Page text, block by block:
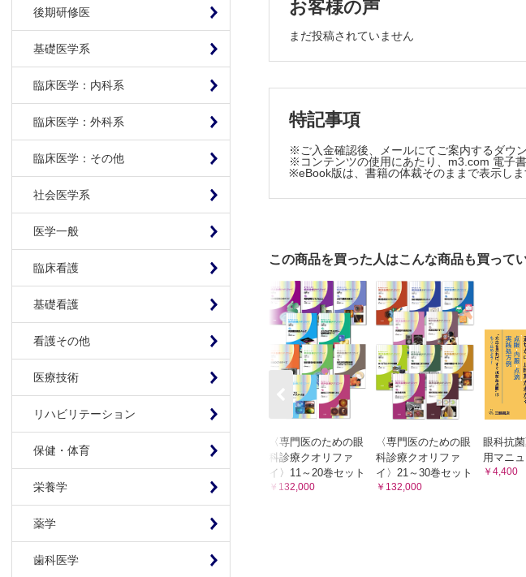
後期研修医
基礎医学系
臨床医学：内科系
臨床医学：外科系
臨床医学：その他
社会医学系
医学一般
臨床看護
基礎看護
看護その他
医療技術
リハビリテーション
保健・体育
栄養学
薬学
歯科医学
お客様の声
まだ投稿されていません
特記事項
※ご入金確認後、メールにてご案内するダウ
※コンテンツの使用にあたり、m3.com 電子書
※eBook版は、書籍の体裁そのままで表示し
この商品を買った人はこんな商品も買って
〈専門医のための眼
科診療クオリファ
イ〉11～20巻セット
￥132,000
〈専門医のための眼
科診療クオリファ
イ〉21～30巻セット
￥132,000
眼科抗
用マニ
￥4,400